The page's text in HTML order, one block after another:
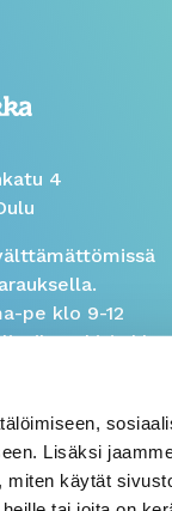
Lisäksi
käytät
4
pe klo 9-12
arkisin klo